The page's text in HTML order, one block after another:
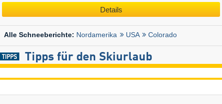
Details
Alle Schneeberichte: Nordamerika USA Colorado
Tipps für den Skiurlaub